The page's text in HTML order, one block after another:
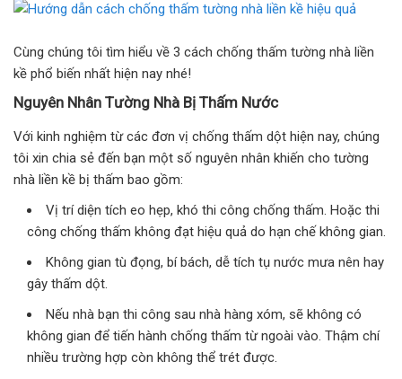
Cùng chúng tôi tìm hiểu về 3 cách chống thấm tường nhà liền
kề phổ biến nhất hiện nay nhé!
Nguyên Nhân Tường Nhà Bị Thấm Nước
Với kinh nghiệm từ các đơn vị chống thấm dột hiện nay, chúng
tôi xin chia sẻ đến bạn một số nguyên nhân khiến cho tường
nhà liền kề bị thấm bao gồm:
Vị trí diện tích eo hẹp, khó thi công chống thấm. Hoặc thi
công chống thấm không đạt hiệu quả do hạn chế không gian.
Không gian tù đọng, bí bách, dễ tích tụ nước mưa nên hay
gây thấm dột.
Nếu nhà bạn thi công sau nhà hàng xóm, sẽ không có
không gian để tiến hành chống thấm từ ngoài vào. Thậm chí
nhiều trường hợp còn không thể trét được.